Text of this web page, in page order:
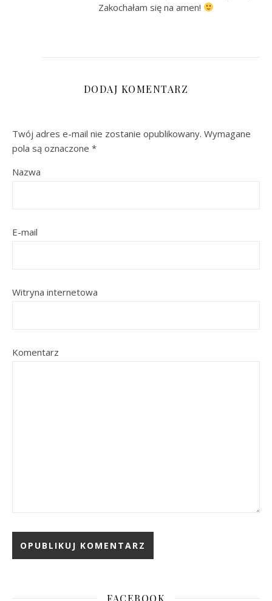
Zakochałam się na amen!
DODAJ KOMENTARZ
Twój adres e-mail nie zostanie opublikowany. Wymagane
pola są oznaczone *
Nazwa
E-mail
Witryna internetowa
Komentarz
FACEBOOK